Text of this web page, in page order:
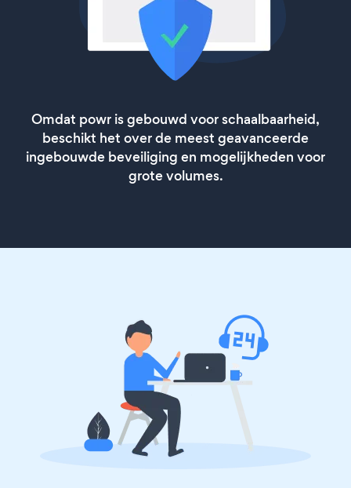
Omdat powr is gebouwd voor schaalbaarheid,
beschikt het over de meest geavanceerde
ingebouwde beveiliging en mogelijkheden voor
grote volumes.